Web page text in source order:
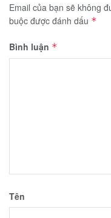
Email của bạn sẽ không
buộc được đánh dấu *
Bình luận *
Tên